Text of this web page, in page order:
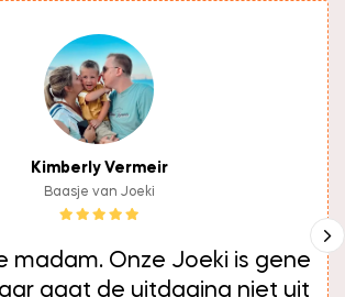
Kimberly Vermeir
Baasje van Joeki
madam. Onze Joeki is gene
gaat de uitdaging niet uit